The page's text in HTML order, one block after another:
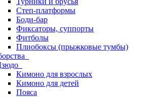
Степ-платформы
Боди-бар
Фиксаторы, суппорты
Фитболы
Плиобоксы (прыжковые тумбы)
Кимоно для взрослых
Кимоно для детей
Пояса